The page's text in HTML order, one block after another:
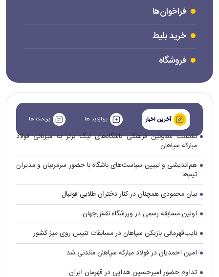
فراخوان‌ها
خرید بلیط
فروشگاه
آخرین اخبار پربازدید ها پربحث ها
نشست معاونین فرهنگی باشگاه‌های لیگ برتر به میزبانی فولاد
مبارکه سپاهان
هم‌اندیشی و تبیین سیاست‌های باشگاه با حضور سرمربیان و مدیران
تیم‌ها
بیان محمودی همچنان در کنار دختران طلایی فوتبال
اولین مسابقه رسمی در ورزشگاه نقش‌جهان
نایب‌قهرمانی بازیکن سپاهان در مسابقات تنیس روی میز کشور
امین احمدیان در فولاد مبارکه سپاهان ماندنی شد
تداوم حضور امیرحسین هدایی در قهرمان ایران